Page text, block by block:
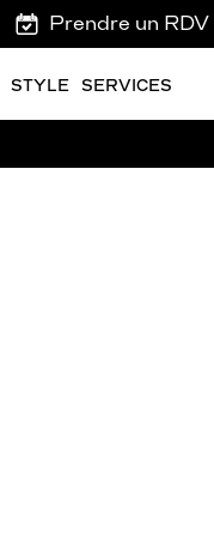
Prendre un RDV
STYLE SERVICES